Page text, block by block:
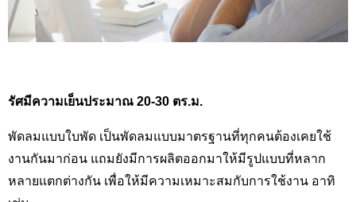
รัศมีความเย็นประมาณ 20-30 ตร.ม.
พัดลมแบบใบพัด เป็นพัดลมแบบมาตรฐานที่ทุกคนต้องเคยใช้
งานกันมาก่อน แถมยังมีการผลิตออกมาให้มีรูปแบบที่หลาก
หลายแตกต่างกัน เพื่อให้มีความเหมาะสมกับการใช้งาน อาทิ